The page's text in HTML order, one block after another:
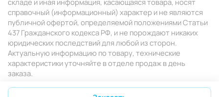
складе и иная информация, касающаяся товара, носят
справочный (информационный) характер и не являются
публичной офертой, определяемой положениями Статьи
437 Гражданского кодекса РФ, и не порождают никаких
юридических последствий для любой из сторон.
Актуальную информацию по товару, технические
характеристики уточняйте в отделе продаж в день
заказа.
Конфиденциальность